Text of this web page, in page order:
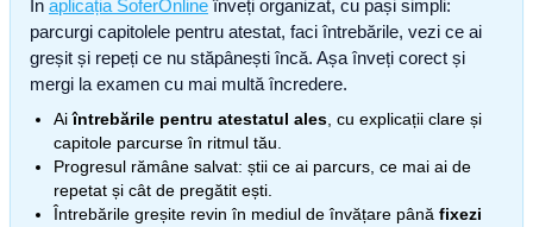
În aplicația SoferOnline înveți organizat, cu pași simpli:
parcurgi capitolele pentru atestat, faci întrebările, vezi ce ai
greșit și repeți ce nu stăpânești încă. Așa înveți corect și
mergi la examen cu mai multă încredere.
Aiîntrebările pentru atestatul ales , cu explicații clare și
capitole parcurse în ritmul tău.
Progresul rămâne salvat: știi ce ai parcurs, ce mai ai de
repetat și cât de pregătit ești.
Întrebările greșite revin în mediul de învățare până fixezi